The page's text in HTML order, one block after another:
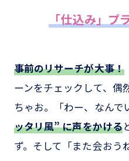
「仕込み」プ
事前のリサーチが大事！
ーンをチェックして、偶
ちゃお。「わー、なん
ッタリ風” に声をかける
ず。そして「また会おう